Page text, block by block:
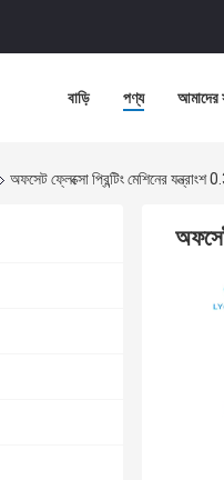
বাড়ি পণ্য আমাদের
অফসেট ফ্লেক্সো প্রিন্টিং মেশিনের যন্ত্রাংশ